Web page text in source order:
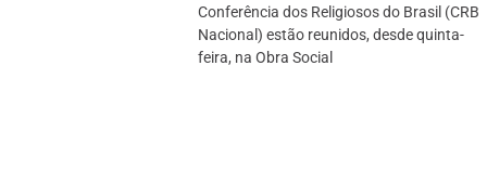
Conferência dos Religiosos do Brasil (CRB
Nacional) estão reunidos, desde quinta-
feira, na Obra Social